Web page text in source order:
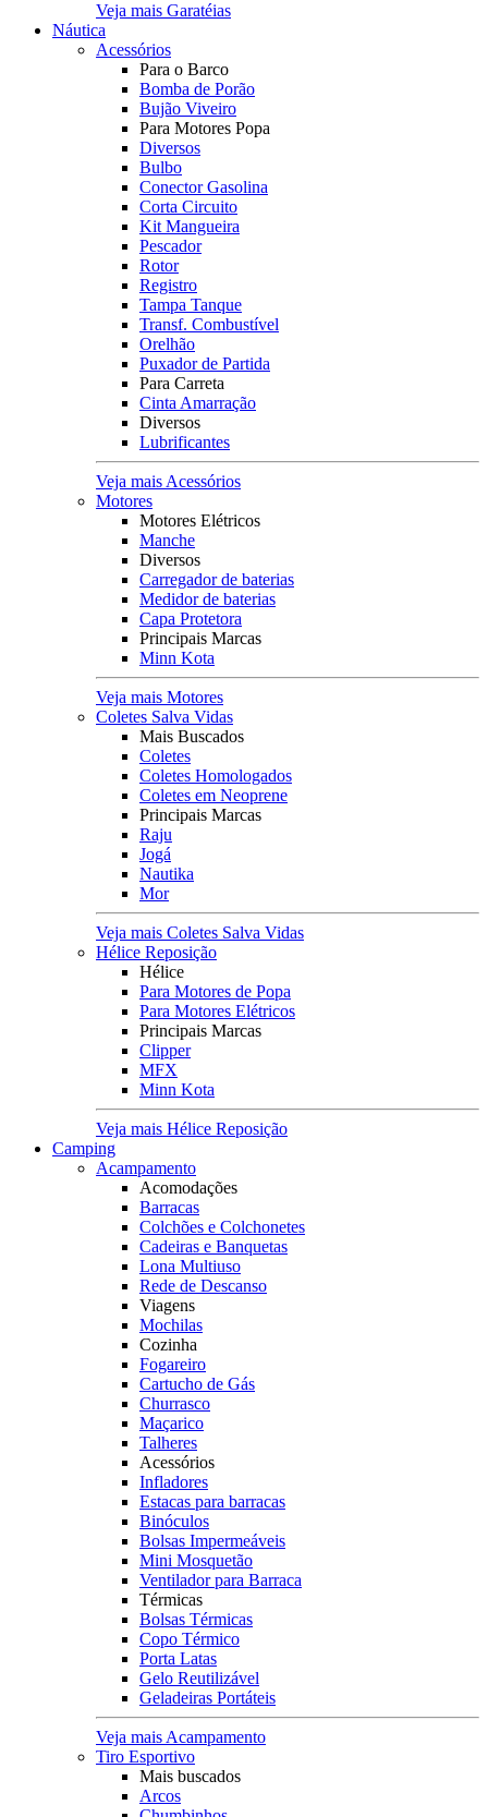
Veja mais Garatéias
Náutica
Acessórios
Para o Barco
Bomba de Porão
Bujão Viveiro
Para Motores Popa
Diversos
Bulbo
Conector Gasolina
Corta Circuito
Kit Mangueira
Pescador
Rotor
Registro
Tampa Tanque
Transf. Combustível
Orelhão
Puxador de Partida
Para Carreta
Cinta Amarração
Diversos
Lubrificantes
Veja mais Acessórios
Motores
Motores Elétricos
Manche
Diversos
Carregador de baterias
Medidor de baterias
Capa Protetora
Principais Marcas
Minn Kota
Veja mais Motores
Coletes Salva Vidas
Mais Buscados
Coletes
Coletes Homologados
Coletes em Neoprene
Principais Marcas
Raju
Jogá
Nautika
Mor
Veja mais Coletes Salva Vidas
Hélice Reposição
Hélice
Para Motores de Popa
Para Motores Elétricos
Principais Marcas
Clipper
MFX
Minn Kota
Veja mais Hélice Reposição
Camping
Acampamento
Acomodações
Barracas
Colchões e Colchonetes
Cadeiras e Banquetas
Lona Multiuso
Rede de Descanso
Viagens
Mochilas
Cozinha
Fogareiro
Cartucho de Gás
Churrasco
Maçarico
Talheres
Acessórios
Infladores
Estacas para barracas
Binóculos
Bolsas Impermeáveis
Mini Mosquetão
Ventilador para Barraca
Térmicas
Bolsas Térmicas
Copo Térmico
Porta Latas
Gelo Reutilizável
Geladeiras Portáteis
Veja mais Acampamento
Tiro Esportivo
Mais buscados
Arcos